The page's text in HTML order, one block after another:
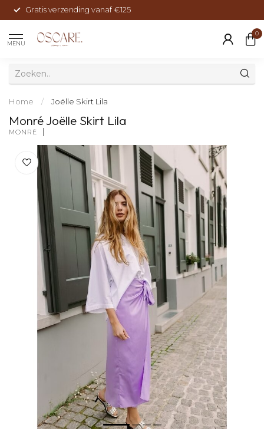
Gratis verzending vanaf €125
MENU
0
Home / Joëlle Skirt Lila
Monré Joëlle Skirt Lila
MONRÉ